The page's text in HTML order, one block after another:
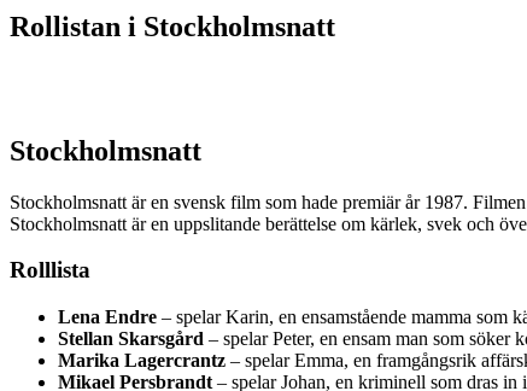
Rollistan i Stockholmsnatt
Stockholmsnatt
Stockholmsnatt är en svensk film som hade premiär år 1987.
Stockholmsnatt är en uppslitande berättelse om kärlek, svek och
Rolllista
Lena Endre – spelar Karin, en ensamstående mamma som
Stellan Skarsgård – spelar Peter, en ensam man som söker
Marika Lagercrantz – spelar Emma, en framgångsrik
Mikael Persbrandt – spelar Johan, en kriminell som dras in